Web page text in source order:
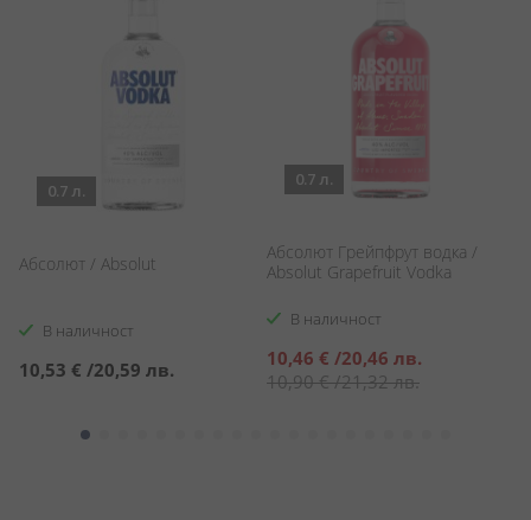
0.7 л.
Абсолют / Absolut
В наличност
10,53 € /20,59 лв.
0.7 л.
Абсолют Грейпфрут водка /
Absolut Grapefruit Vodka
В наличност
Специална
цена
10,46 € /20,46 лв.
10,90 €/21,32 лв.